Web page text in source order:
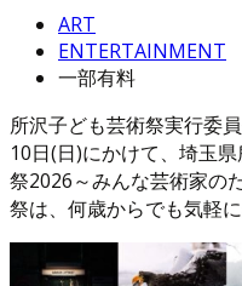
ART
ENTERTAINMENT
一部有料
所沢子ども芸術祭実行委
10日(日)にかけて、埼玉
祭2026～みんな芸術家の
祭は、何歳からでも気軽